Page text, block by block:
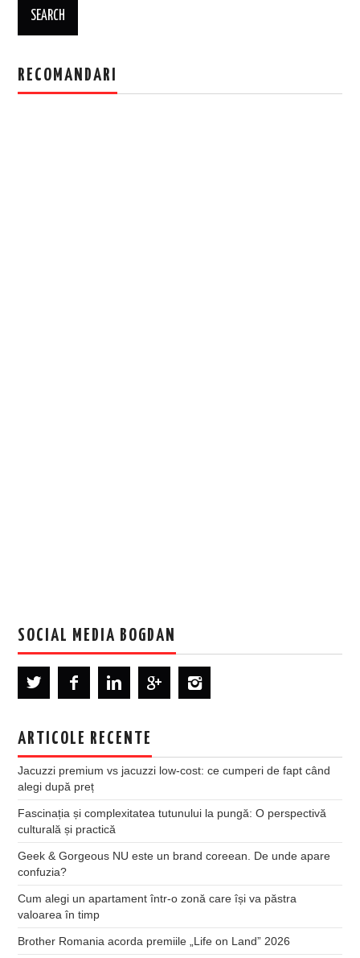
RECOMANDARI
SOCIAL MEDIA BOGDAN
ARTICOLE RECENTE
Jacuzzi premium vs jacuzzi low-cost: ce cumperi de fapt când
alegi după preț
Fascinația și complexitatea tutunului la pungă: O perspectivă
culturală și practică
Geek & Gorgeous NU este un brand coreean. De unde apare
confuzia?
Cum alegi un apartament într-o zonă care își va păstra
valoarea în timp
Brother Romania acorda premiile „Life on Land” 2026